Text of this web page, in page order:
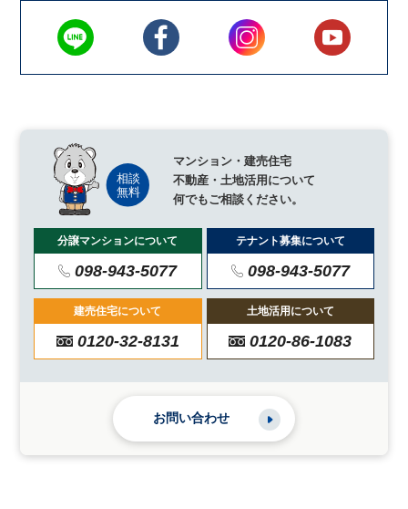
マンション・建売住宅
不動産・土地活用について
何でもご相談ください。
分譲マンションについて
098-943-5077
テナント募集について
098-943-5077
建売住宅について
0120-32-8131
土地活用について
0120-86-1083
お問い合わせ